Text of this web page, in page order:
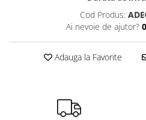
Cod Produs:
Ai nevoie de ajutor?
Adauga la Favorite